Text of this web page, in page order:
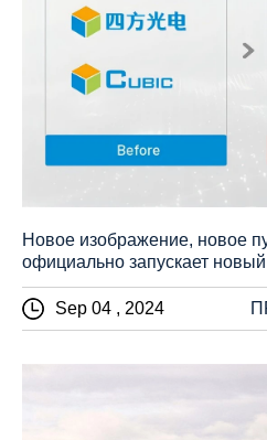
Новое изображение, новое
официально запускает
Sep 04 , 2024